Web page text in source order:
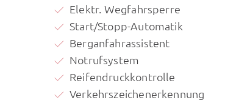
Elektr. Wegfahrsperre
Start/Stopp-Automatik
Berganfahrassistent
Notrufsystem
Reifendruckkontrolle
Verkehrszeichenerkennung